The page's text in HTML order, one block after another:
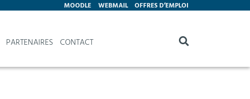
MOODLE WEBMAIL OFFRES D’EMPLOI
PARTENAIRES CONTACT